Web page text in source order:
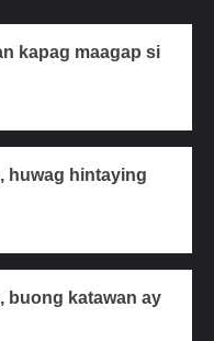
kapag maagap si
huwag hintaying
buong katawan ay